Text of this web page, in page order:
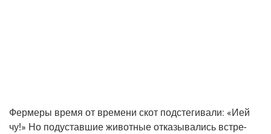
Фер­ме­ры вре­мя от вре­ме­ни скот под­сте­ги­ва­ли: «Ией
чу!» Но подустав­шие живот­ные отка­зы­ва­лись встре­